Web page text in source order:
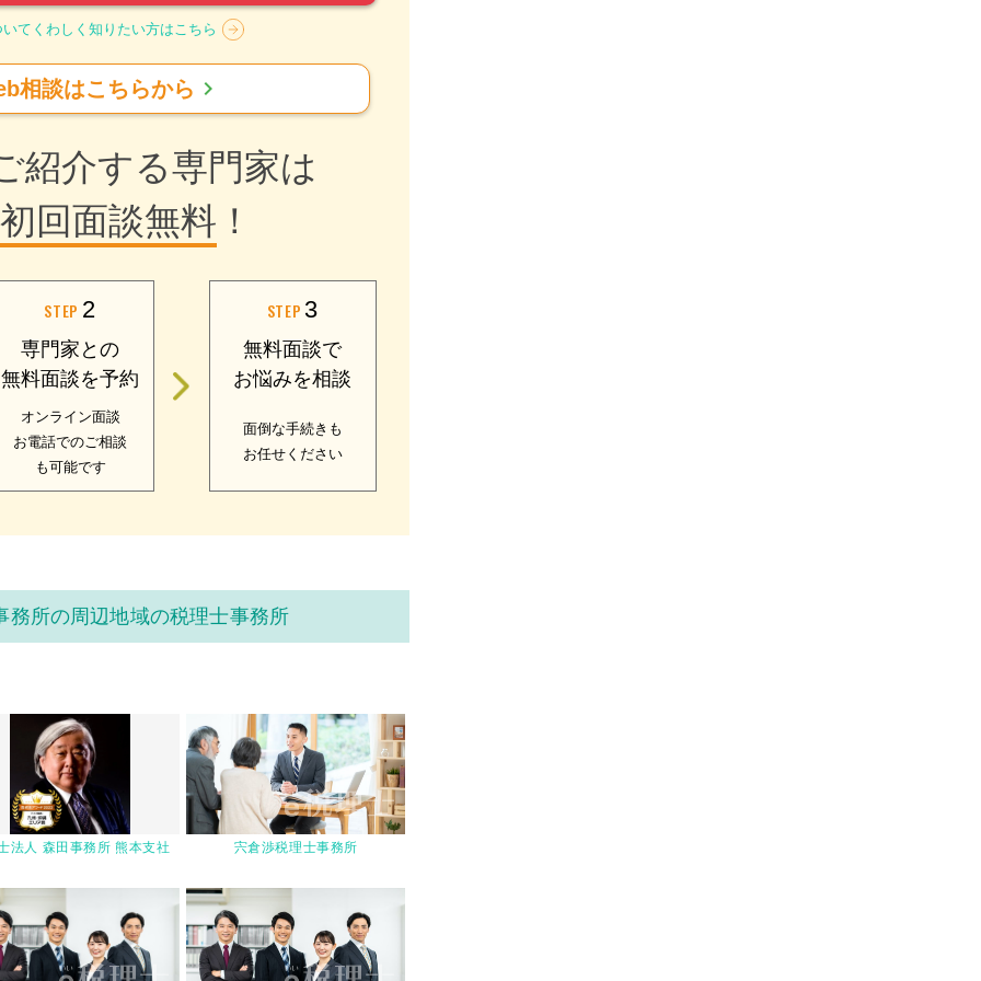
てくわしく知りたい方はこちら
相談はこちらから chevron_right
紹介する専門家は
初回面談無料 ！
STEP 2
専門家との
無料面談を予約
オンライン面談
お電話でのご相談
も可能です
STEP 3
無料面談で
お悩みを相談
面倒な手続きも
お任せください
務所の周辺地域の税理士事務所
法人 森田事務所 熊本支社 宍倉渉税理士事務所